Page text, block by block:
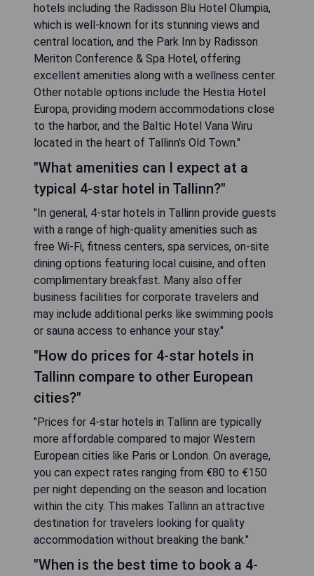
hotels including the Radisson Blu Hotel Olumpia,
which is well-known for its stunning views and
central location, and the Park Inn by Radisson
Meriton Conference & Spa Hotel, offering
excellent amenities along with a wellness center.
Other notable options include the Hestia Hotel
Europa, providing modern accommodations close
to the harbor, and the Baltic Hotel Vana Wiru
located in the heart of Tallinn's Old Town."
"What amenities can I expect at a
typical 4-star hotel in Tallinn?"
"In general, 4-star hotels in Tallinn provide guests
with a range of high-quality amenities such as
free Wi-Fi, fitness centers, spa services, on-site
dining options featuring local cuisine, and often
complimentary breakfast. Many also offer
business facilities for corporate travelers and
may include additional perks like swimming pools
or sauna access to enhance your stay."
"How do prices for 4-star hotels in
Tallinn compare to other European
cities?"
"Prices for 4-star hotels in Tallinn are typically
more affordable compared to major Western
European cities like Paris or London. On average,
you can expect rates ranging from €80 to €150
per night depending on the season and location
within the city. This makes Tallinn an attractive
destination for travelers looking for quality
accommodation without breaking the bank."
"When is the best time to book a 4-